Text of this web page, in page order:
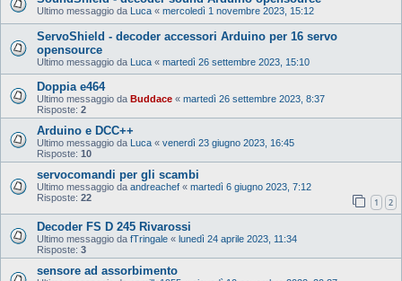
Ultimo messaggio da Luca « mercoledì 1 novembre 2023, 15:12
ServoShield - decoder accessori Arduino per 16 servo
opensource
Ultimo messaggio da Luca « martedì 26 settembre 2023, 15:10
Doppia e464
Ultimo messaggio da Buddace « martedì 26 settembre 2023, 8:37
Risposte: 2
Arduino e DCC++
Ultimo messaggio da Luca « venerdì 23 giugno 2023, 16:45
Risposte: 10
servocomandi per gli scambi
Ultimo messaggio da andreachef « martedì 6 giugno 2023, 7:12
Risposte: 22 1 2
Decoder FS D 245 Rivarossi
Ultimo messaggio da fTringale « lunedì 24 aprile 2023, 11:34
Risposte: 3
sensore ad assorbimento